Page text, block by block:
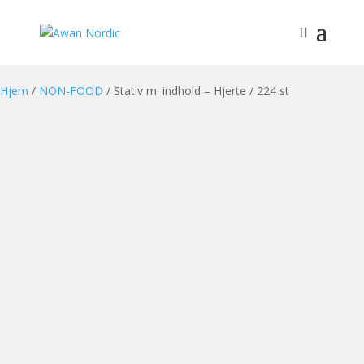
Hjem / NON-FOOD / Stativ m. indhold – Hjerte / 224 st